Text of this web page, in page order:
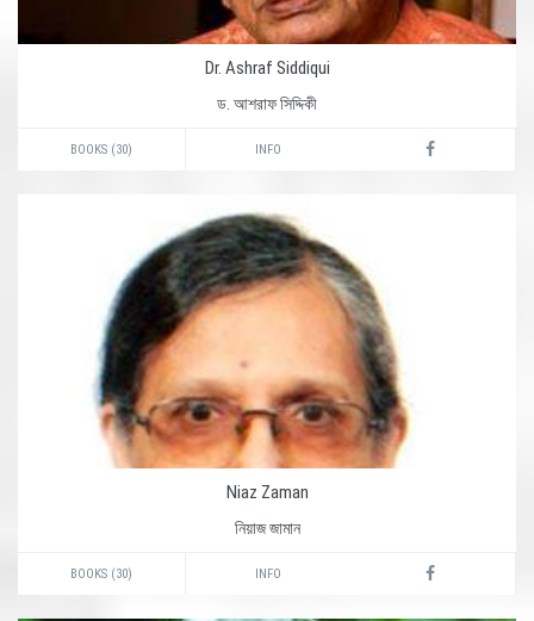
Dr. Ashraf Siddiqui
ড. আশরাফ সিদ্দিকী
BOOKS (30) INFO
Niaz Zaman
নিয়াজ জামান
BOOKS (30) INFO